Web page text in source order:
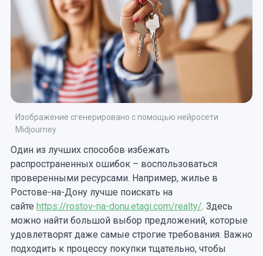
Изображение сгенерировано с помощью нейросети
Midjourney
Один из лучших способов избежать
распространенных ошибок – воспользоваться
проверенными ресурсами. Например, жилье в
Ростове-на-Дону лучше поискать на
сайте https://rostov-na-donu.etagi.com/realty/. Здесь
можно найти большой выбор предложений, которые
удовлетворят даже самые строгие требования. Важно
подходить к процессу покупки тщательно, чтобы